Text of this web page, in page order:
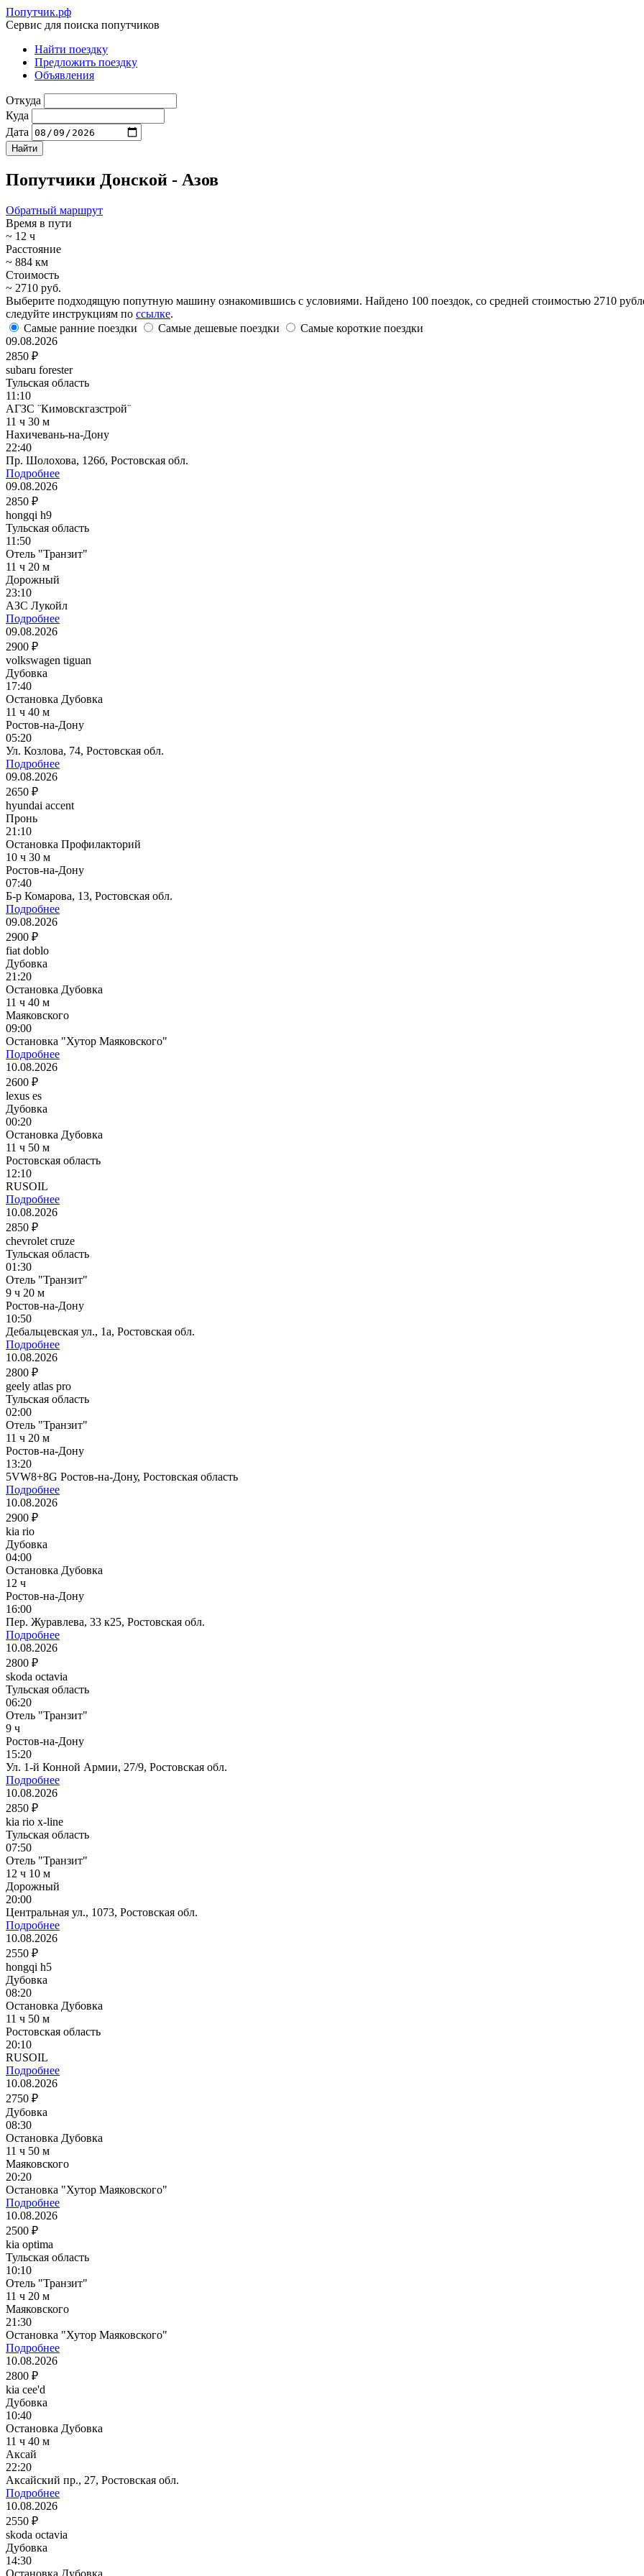
Попутчик.рф
Сервис для поиска попутчиков
Найти поездку
Предложить поездку
Объявления
Откуда
Куда
Дата
Попутчики Донской - Азов
Обратный маршрут
Время в пути
~ 12 ч
Расстояние
~ 884 км
Стоимость
~ 2710 руб.
Выберите подходящую попутную машину ознакомившись с условиями. Найдено 100 поездок, со средней стоимостью 2710
следуйте инструкциям по ссылке.
Самые ранние поездки
Самые дешевые поездки
Самые короткие поездки
09.08.2026
2850 ₽
subaru forester
Тульская область
11:10
АГЗС ¨Кимовскгазстрой¨
11 ч 30 м
Нахичевань-на-Дону
22:40
Пр. Шолохова, 126б, Ростовская обл.
Подробнее
09.08.2026
2850 ₽
hongqi h9
Тульская область
11:50
Отель "Транзит"
11 ч 20 м
Дорожный
23:10
АЗС Лукойл
Подробнее
09.08.2026
2900 ₽
volkswagen tiguan
Дубовка
17:40
Остановка Дубовка
11 ч 40 м
Ростов-на-Дону
05:20
Ул. Козлова, 74, Ростовская обл.
Подробнее
09.08.2026
2650 ₽
hyundai accent
Пронь
21:10
Остановка Профилакторий
10 ч 30 м
Ростов-на-Дону
07:40
Б-р Комарова, 13, Ростовская обл.
Подробнее
09.08.2026
2900 ₽
fiat doblo
Дубовка
21:20
Остановка Дубовка
11 ч 40 м
Маяковского
09:00
Остановка "Хутор Маяковского"
Подробнее
10.08.2026
2600 ₽
lexus es
Дубовка
00:20
Остановка Дубовка
11 ч 50 м
Ростовская область
12:10
RUSOIL
Подробнее
10.08.2026
2850 ₽
chevrolet cruze
Тульская область
01:30
Отель "Транзит"
9 ч 20 м
Ростов-на-Дону
10:50
Дебальцевская ул., 1а, Ростовская обл.
Подробнее
10.08.2026
2800 ₽
geely atlas pro
Тульская область
02:00
Отель "Транзит"
11 ч 20 м
Ростов-на-Дону
13:20
5VW8+8G Ростов-на-Дону, Ростовская область
Подробнее
10.08.2026
2900 ₽
kia rio
Дубовка
04:00
Остановка Дубовка
12 ч
Ростов-на-Дону
16:00
Пер. Журавлева, 33 к25, Ростовская обл.
Подробнее
10.08.2026
2800 ₽
skoda octavia
Тульская область
06:20
Отель "Транзит"
9 ч
Ростов-на-Дону
15:20
Ул. 1-й Конной Армии, 27/9, Ростовская обл.
Подробнее
10.08.2026
2850 ₽
kia rio x-line
Тульская область
07:50
Отель "Транзит"
12 ч 10 м
Дорожный
20:00
Центральная ул., 1073, Ростовская обл.
Подробнее
10.08.2026
2550 ₽
hongqi h5
Дубовка
08:20
Остановка Дубовка
11 ч 50 м
Ростовская область
20:10
RUSOIL
Подробнее
10.08.2026
2750 ₽
Дубовка
08:30
Остановка Дубовка
11 ч 50 м
Маяковского
20:20
Остановка "Хутор Маяковского"
Подробнее
10.08.2026
2500 ₽
kia optima
Тульская область
10:10
Отель "Транзит"
11 ч 20 м
Маяковского
21:30
Остановка "Хутор Маяковского"
Подробнее
10.08.2026
2800 ₽
kia cee'd
Дубовка
10:40
Остановка Дубовка
11 ч 40 м
Аксай
22:20
Аксайский пр., 27, Ростовская обл.
Подробнее
10.08.2026
2550 ₽
skoda octavia
Дубовка
14:30
Остановка Дубовка